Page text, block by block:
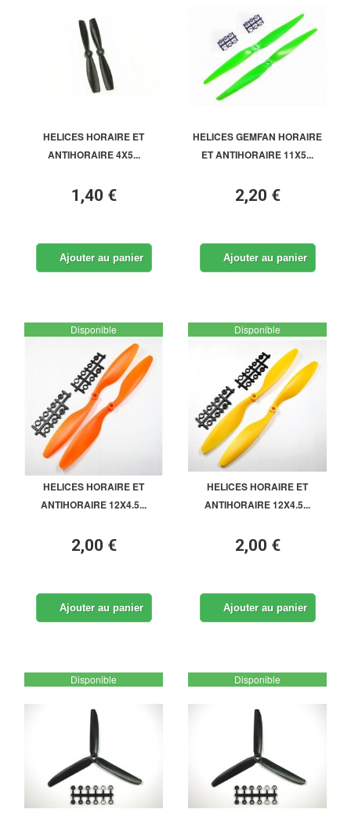
HELICES HORAIRE ET
ANTIHORAIRE 4X5...
1,40 €
Ajouter au panier
HELICES GEMFAN HORAIRE
ET ANTIHORAIRE 11X5...
2,20 €
Ajouter au panier
Disponible
HELICES HORAIRE ET
ANTIHORAIRE 12X4.5...
2,00 €
Ajouter au panier
Disponible
HELICES HORAIRE ET
ANTIHORAIRE 12X4.5...
2,00 €
Ajouter au panier
Disponible Disponible